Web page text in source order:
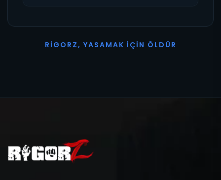
R I G O R Z, YASAMAK İ ÇI N Ö L D Ü R